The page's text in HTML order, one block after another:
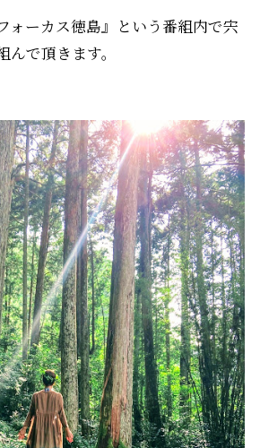
ォーカス徳島』という番組内で宍
で頂きます。